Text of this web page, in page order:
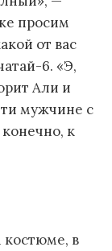
просим
от вас
6. «Э,
Али и
мужчине с
к
в